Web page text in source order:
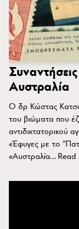
Αυστραλία
Ο δρ Κώστας
του βιώματα που
αντιδικτατορικού
«Έφυγες με το
«Αυστραλία…